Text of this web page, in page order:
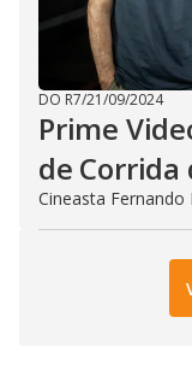
DO R7/21/09/2024
Prime
de Corrida
Cineasta